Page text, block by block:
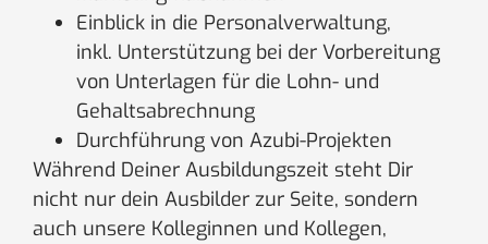
Einblick in die Personalverwaltung,
inkl. Unterstützung bei der Vorbereitung
von Unterlagen für die Lohn- und
Gehaltsabrechnung
Durchführung von Azubi-Projekten
Während Deiner Ausbildungszeit steht Dir
nicht nur dein Ausbilder zur Seite, sondern
auch unsere Kolleginnen und Kollegen,